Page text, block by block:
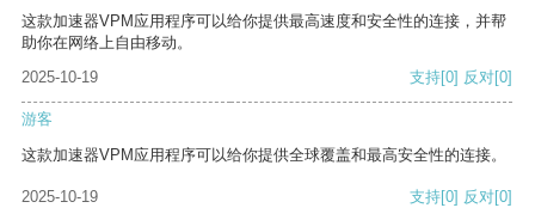
这款加速器VPM应用程序可以给你提供最高速度和安全性的连接，并帮
助你在网络上自由移动。
2025-10-19
支持[0] 反对[0]
游客
这款加速器VPM应用程序可以给你提供全球覆盖和最高安全性的连接。
2025-10-19 支持[0] 反对[0]